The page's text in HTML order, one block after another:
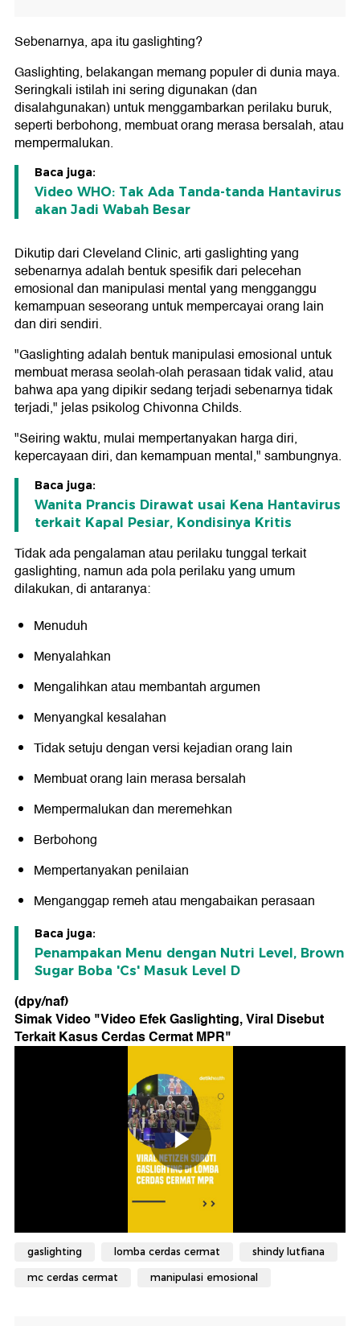
Sebenarnya, apa itu gaslighting?
Gaslighting, belakangan memang populer di dunia maya.
Seringkali istilah ini sering digunakan (dan
disalahgunakan) untuk menggambarkan perilaku buruk,
seperti berbohong, membuat orang merasa bersalah, atau
mempermalukan.
Baca juga:
Video WHO: Tak Ada Tanda-tanda Hantavirus
akan Jadi Wabah Besar
Dikutip dari Cleveland Clinic, arti gaslighting yang
sebenarnya adalah bentuk spesifik dari pelecehan
emosional dan manipulasi mental yang mengganggu
kemampuan seseorang untuk mempercayai orang lain
dan diri sendiri.
"Gaslighting adalah bentuk manipulasi emosional untuk
membuat merasa seolah-olah perasaan tidak valid, atau
bahwa apa yang dipikir sedang terjadi sebenarnya tidak
terjadi," jelas psikolog Chivonna Childs.
"Seiring waktu, mulai mempertanyakan harga diri,
kepercayaan diri, dan kemampuan mental," sambungnya.
Baca juga:
Wanita Prancis Dirawat usai Kena Hantavirus
terkait Kapal Pesiar, Kondisinya Kritis
Tidak ada pengalaman atau perilaku tunggal terkait
gaslighting, namun ada pola perilaku yang umum
dilakukan, di antaranya:
Menuduh
Menyalahkan
Mengalihkan atau membantah argumen
Menyangkal kesalahan
Tidak setuju dengan versi kejadian orang lain
Membuat orang lain merasa bersalah
Mempermalukan dan meremehkan
Berbohong
Mempertanyakan penilaian
Menganggap remeh atau mengabaikan perasaan
Baca juga:
Penampakan Menu dengan Nutri Level, Brown
Sugar Boba 'Cs' Masuk Level D
(dpy/naf)
Simak Video "Video Efek Gaslighting, Viral Disebut
Terkait Kasus Cerdas Cermat MPR"
gaslighting lomba cerdas cermat shindy lutfiana
mc cerdas cermat manipulasi emosional